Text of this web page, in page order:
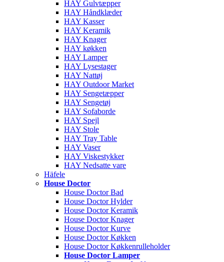
HAY Gulvtæpper
HAY Håndklæder
HAY Kasser
HAY Keramik
HAY Knager
HAY køkken
HAY Lamper
HAY Lysestager
HAY Nattøj
HAY Outdoor Market
HAY Sengetæpper
HAY Sengetøj
HAY Sofaborde
HAY Spejl
HAY Stole
HAY Tray Table
HAY Vaser
HAY Viskestykker
HAY Nedsatte vare
Häfele
House Doctor
House Doctor Bad
House Doctor Hylder
House Doctor Keramik
House Doctor Knager
House Doctor Kurve
House Doctor Køkken
House Doctor Køkkenrulleholder
House Doctor Lamper